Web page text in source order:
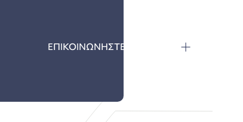
ΕΠΙΚΟΙΝΩΝΗΣΤΕ ΜΑΖΙ ΜΑΣ